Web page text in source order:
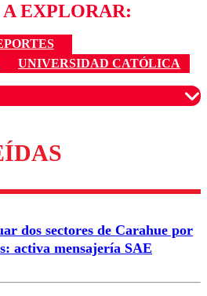
EXPLORAR:
UNIVERSIDAD CATÓLICA
moderados para garantizar un
respetuoso.
dos sectores de Carahue por
activa mensajería SAE